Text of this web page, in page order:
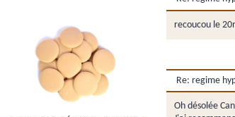
recoucou le
Re: regime
Oh désolée